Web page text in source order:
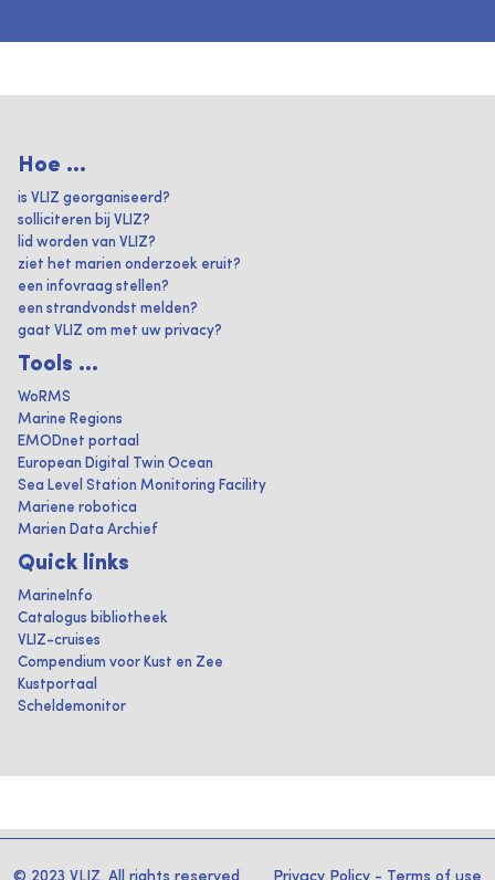
Hoe ...
is VLIZ georganiseerd?
solliciteren bij VLIZ?
lid worden van VLIZ?
ziet het marien onderzoek eruit?
een infovraag stellen?
een strandvondst melden?
gaat VLIZ om met uw privacy?
Tools ...
WoRMS
Marine Regions
EMODnet portaal
European Digital Twin Ocean
Sea Level Station Monitoring Facility
Mariene robotica
Marien Data Archief
Quick links
MarineInfo
Catalogus bibliotheek
VLIZ-cruises
Compendium voor Kust en Zee
Kustportaal
Scheldemonitor
© 2023 VLIZ. All rights reserved Privacy Policy - Terms of use